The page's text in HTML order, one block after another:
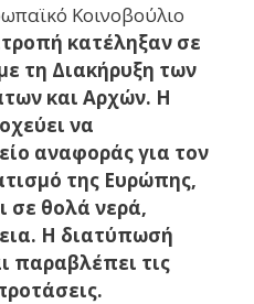
Κοινοβούλιο
κατέληξαν σε
τη Διακήρυξη των
και Αρχών. Η
να
αναφοράς για τον
της Ευρώπης,
σε θολά νερά,
Η διατύπωσή
παραβλέπει τις